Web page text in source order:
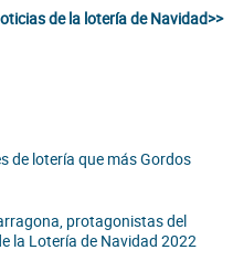
de la lotería de Navidad>>
de lotería que más Gordos
protagonistas del
la Lotería de Navidad 2022